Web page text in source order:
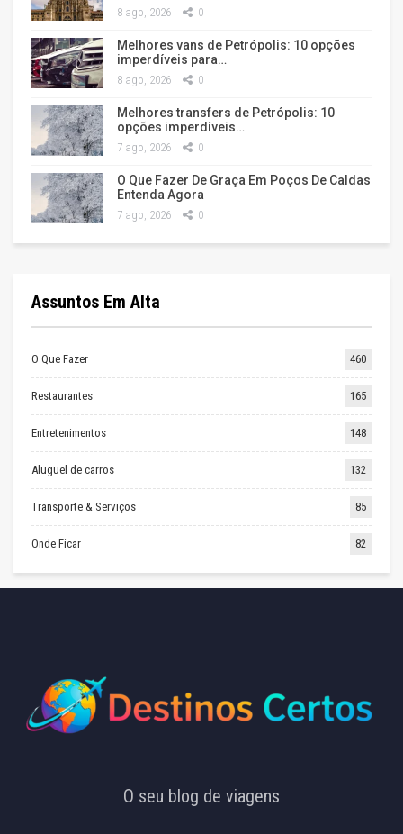
8 ago, 2026 0
Melhores vans de Petrópolis: 10 opções
imperdíveis para…
8 ago, 2026 0
Melhores transfers de Petrópolis: 10
opções imperdíveis…
7 ago, 2026 0
O Que Fazer De Graça Em Poços De Caldas
Entenda Agora
7 ago, 2026 0
Assuntos Em Alta
O Que Fazer 460
Restaurantes 165
Entretenimentos 148
Aluguel de carros 132
Transporte & Serviços 85
Onde Ficar 82
O seu blog de viagens